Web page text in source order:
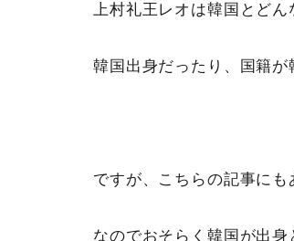
上村礼王レオは韓国とどん
韓国出身だったり、国籍が
ですが、こちらの記事にも
なのでおそらく韓国が出身